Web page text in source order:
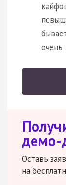
очень
демо-
Оставь
на